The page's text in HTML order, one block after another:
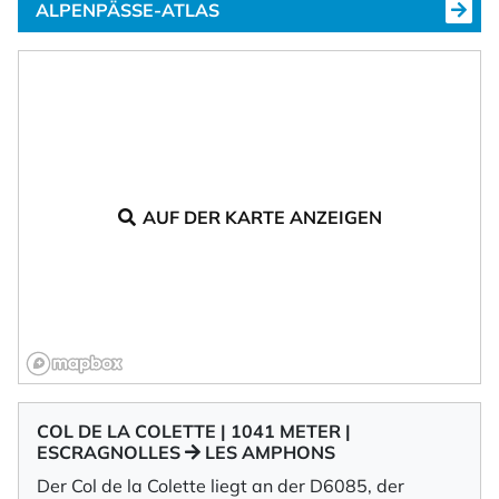
ALPENPÄSSE-ATLAS
AUF DER KARTE ANZEIGEN
COL DE LA COLETTE | 1041 METER |
ESCRAGNOLLES
LES AMPHONS
Der Col de la Colette liegt an der D6085, der